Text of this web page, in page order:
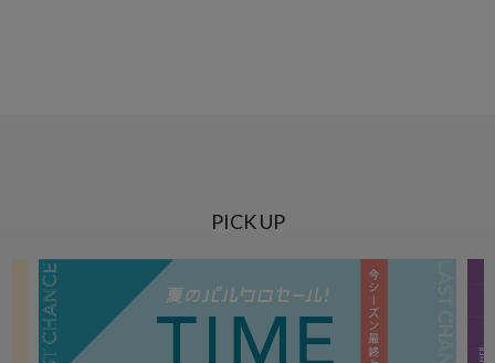
PICK UP